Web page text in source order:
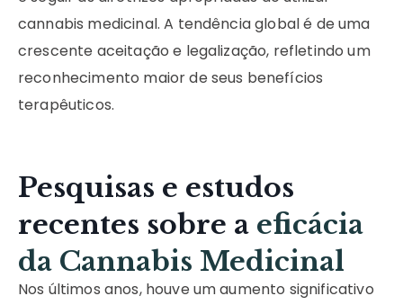
cannabis medicinal. A tendência global é de uma
crescente aceitação e legalização, refletindo um
reconhecimento maior de seus benefícios
terapêuticos.
Pesquisas e estudos
recentes sobre a eficácia
da Cannabis Medicinal
Nos últimos anos, houve um aumento significativo